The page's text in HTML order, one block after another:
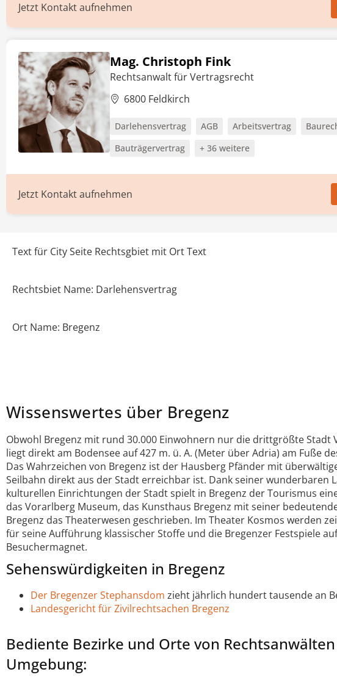
Jetzt Kontakt aufnehmen
Mag. Christoph Fink
Rechtsanwalt für Vertragsrecht
6800 Feldkirch
Darlehensvertrag AGB Arbeitsvertrag
Bauträgervertrag
+ 36 weitere
Jetzt Kontakt aufnehmen
Text für City Seite Rechtsgbiet mit Ort Text
Rechtsbiet Name: Darlehensvertrag
Ort Name: Bregenz
Wissenswertes über Bregenz
Obwohl Bregenz mit rund 30.000 Einwohnern nur die drittgrößte
liegt direkt am Bodensee auf 427 m. ü. A. (Meter über Adria) am Fuße
Das Wahrzeichen von Bregenz ist der Hausberg Pfänder mit
Seilbahn direkt aus der Stadt erreichbar ist. Dank seiner
kulturellen Einrichtungen der Stadt spielt in Bregenz der Tourismus
das Vorarlberg Museum, das Kunsthaus Bregenz mit seiner
Bregenz das Theaterwesen geschrieben. Im Theater Kosmos werden
für seine Aufführung klassischer Stoffe und die Bregenzer Festspiele
Besuchermagnet.
Sehenswürdigkeiten in Bregenz
Der Bregenzer Stephansdom zieht jährlich hundert tausende an
Landesgericht für Zivilrechtsachen Bregenz
Bediente Bezirke und Orte von
Umgebung: